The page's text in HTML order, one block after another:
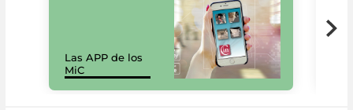
Las APP de los
MiC